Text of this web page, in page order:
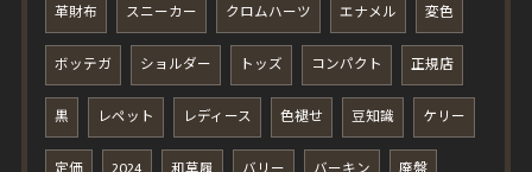
革財布 スニーカー クロムハーツ エナメル 変色
ボッテガ ショルダー トッズ コンパクト 正規店
黒 レペット レディース 色褪せ 豆知識 ケリー